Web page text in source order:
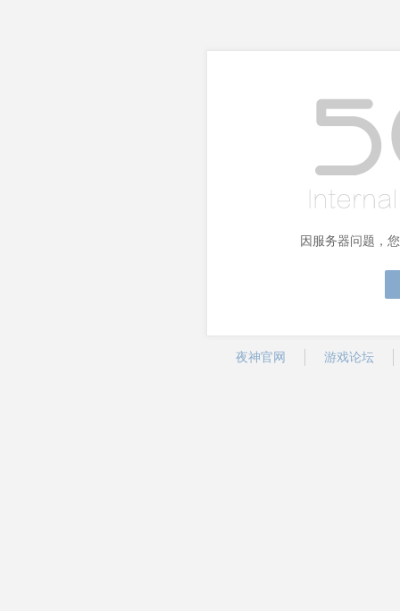
因服务器问题，
夜神官网 游戏论坛